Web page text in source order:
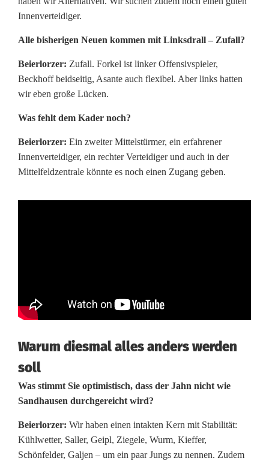
Innenverteidiger.
Alle bisherigen Neuen kommen mit Linksdrall – Zufall?
Beierlorzer: Zufall. Forkel ist linker Offensivspieler,
Beckhoff beidseitig, Asante auch flexibel. Aber links hatten
wir eben große Lücken.
Was fehlt dem Kader noch?
Beierlorzer: Ein zweiter Mittelstürmer, ein erfahrener
Innenverteidiger, ein rechter Verteidiger und auch in der
Mittelfeldzentrale könnte es noch einen Zugang geben.
Warum diesmal alles anders werden
soll
Was stimmt Sie optimistisch, dass der Jahn nicht wie
Sandhausen durchgereicht wird?
Beierlorzer: Wir haben einen intakten Kern mit Stabilität:
Kühlwetter, Saller, Geipl, Ziegele, Wurm, Kieffer,
Schönfelder, Galjen – um ein paar Jungs zu nennen. Zudem